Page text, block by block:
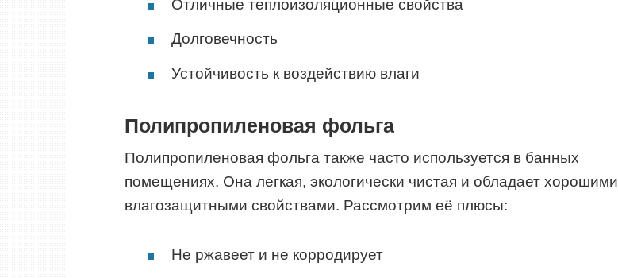
Отличные теплоизоляционные свойства
Долговечность
Устойчивость к воздействию влаги
Полипропиленовая фольга
Полипропиленовая фольга также часто используется в банных
помещениях. Она легкая, экологически чистая и обладает хорошими
влагозащитными свойствами. Рассмотрим её плюсы:
Не ржавеет и не корродирует